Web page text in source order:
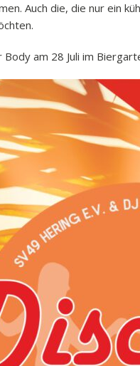
Auch die, die nur ein
am 28 Juli im